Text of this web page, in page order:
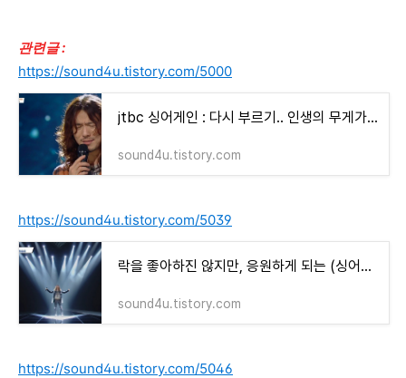
관련글 :
https://sound4u.tistory.com/5000
jtbc 싱어게인 : 다시 부르기.. 인생의 무게가 느껴지는 29호와 10호의 1라운드 노래
sound4u.tistory.com
https://sound4u.tistory.com/5039
락을 좋아하진 않지만, 응원하게 되는 (싱어게인 : 락스피릿 29호 정홍일)
sound4u.tistory.com
https://sound4u.tistory.com/5046